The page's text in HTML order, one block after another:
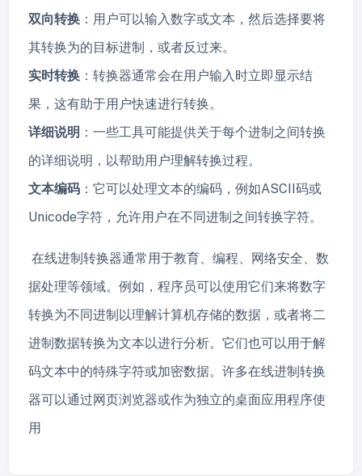
双向转换 ：用户可以输入数字或文本，然后选择要将
其转换为的目标进制，或者反过来。
实时转换 ：转换器通常会在用户输入时立即显示结
果，这有助于用户快速进行转换。
详细说明 ：一些工具可能提供关于每个进制之间转换
的详细说明，以帮助用户理解转换过程。
文本编码 ：它可以处理文本的编码，例如ASCII码或
Unicode字符，允许用户在不同进制之间转换字符。
在线进制转换器通常用于教育、编程、网络安全、数
据处理等领域。例如，程序员可以使用它们来将数字
转换为不同进制以理解计算机存储的数据，或者将二
进制数据转换为文本以进行分析。它们也可以用于解
码文本中的特殊字符或加密数据。许多在线进制转换
器可以通过网页浏览器或作为独立的桌面应用程序使
用